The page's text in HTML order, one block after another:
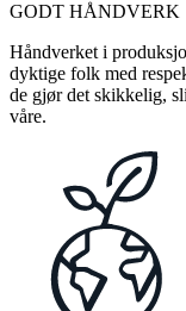
GODT HÅNDVERK
Håndverket i
dyktige folk med
de gjør det skikkelig,
våre.